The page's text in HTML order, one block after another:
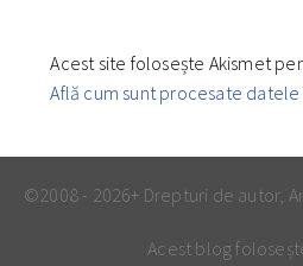
Acest site folosește Akismet
Află cum sunt procesate
©2008 - 2026+ Drepturi de autor,
Acest blog